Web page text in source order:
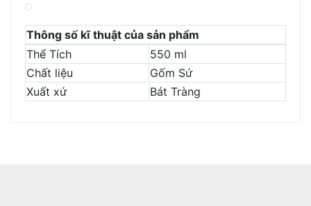
Thông số kĩ thuật của sản phẩm
Thể Tích
550 ml
Chất liệu
Gốm Sứ
Xuất xứ
Bát Tràng